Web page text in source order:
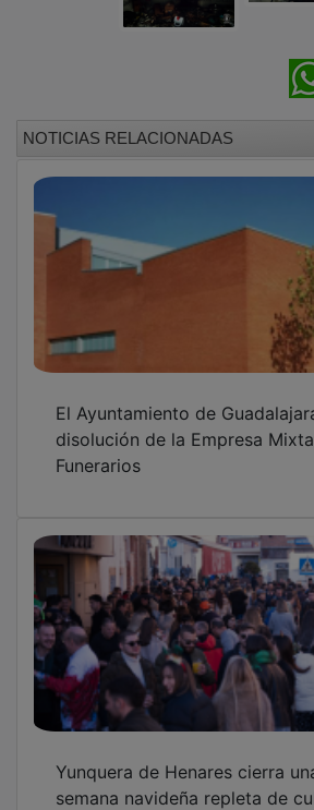
NOTICIAS RELACIONADAS
El Ayuntamiento de
disolución de la Empresa
Funerarios
Yunquera de Henares cierra
semana navideña repleta de